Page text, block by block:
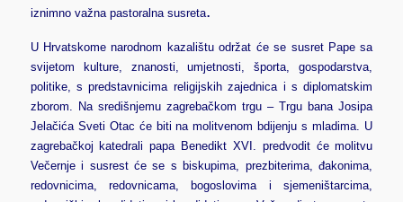
iznimno važna pastoralna susreta.
U Hrvatskome narodnom kazalištu održat će se susret Pape sa
svijetom kulture, znanosti, umjetnosti, športa, gospodarstva,
politike, s predstavnicima religijskih zajednica i s diplomatskim
zborom. Na središnjemu zagrebačkom trgu – Trgu bana Josipa
Jelačića Sveti Otac će biti na molitvenom bdijenju s mladima. U
zagrebačkoj katedrali papa Benedikt XVI. predvodit će molitvu
Večernje i susrest će se s biskupima, prezbiterima, đakonima,
redovnicima, redovnicama, bogoslovima i sjemeništarcima,